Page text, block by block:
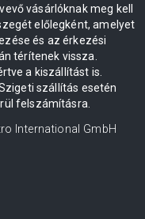
vásárlóknak meg kell
előlegként, amelyet
és az érkezési
térítenek vissza.
a kiszállítást is.
szállítás esetén
felszámításra.
International GmbH